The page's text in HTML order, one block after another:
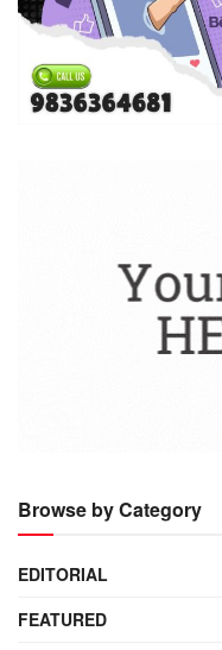
Browse by Category
EDITORIAL
FEATURED